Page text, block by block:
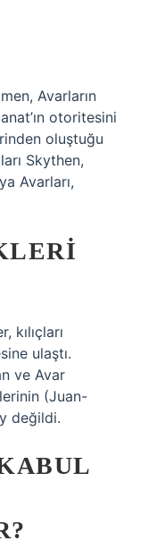
Avarların
otoritesini
oluştuğu
Skythen,
Avarları,
kılıçları
ulaştı.
ve Avar
(Juan-
değildi.